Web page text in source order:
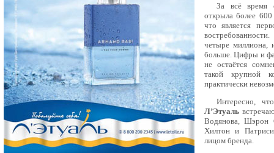
За всё время
открыла более
что является
четыре
больше. Цифры и
не остаётся
такой крупной
практически
Интересно,
Л’Этуаль
Водянова, Шэрон
Хилтон и
лицом бренда.